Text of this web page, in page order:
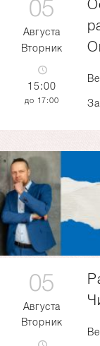
05
Августа
Вторник
15:00
17:00
05
Августа
Вторник